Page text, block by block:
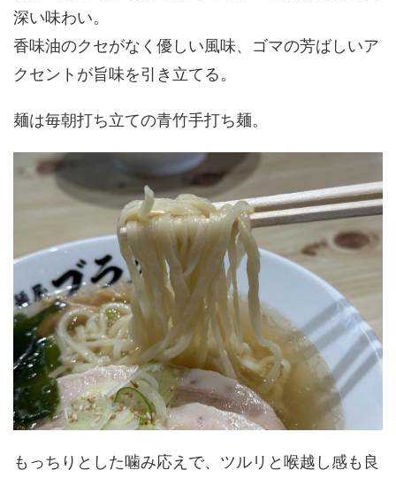
深い味わい。
香味油のクセがなく優しい風味、ゴマの芳ばしいア
クセントが旨味を引き立てる。
麺は毎朝打ち立ての青竹手打ち麺。
もっちりとした噛み応えで、ツルリと喉越し感も良